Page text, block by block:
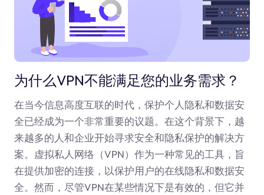
为什么VPN不能满足您的业务需求？
在当今信息高度互联的时代，保护个人隐私和数据安
全已经成为一个非常重要的议题。在这个背景下，越
来越多的人和企业开始寻求安全和隐私保护的解决方
案。虚拟私人网络（VPN）作为一种常见的工具，旨
在提供加密的连接，以保护用户的在线隐私和数据安
全。然而，尽管VPN在某些情况下是有效的，但它并